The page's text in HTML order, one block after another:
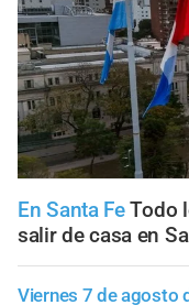
En Santa FeTodo
salir de casa en
Viernes 7 de agosto